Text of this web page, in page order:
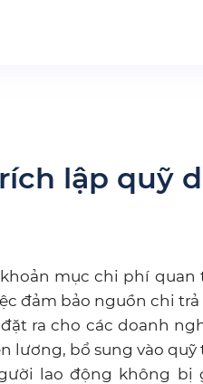
lập quỹ
mục chi phí
đảm bảo nguồn chi
ra cho các doanh
lương, bổ sung vào
lao động không